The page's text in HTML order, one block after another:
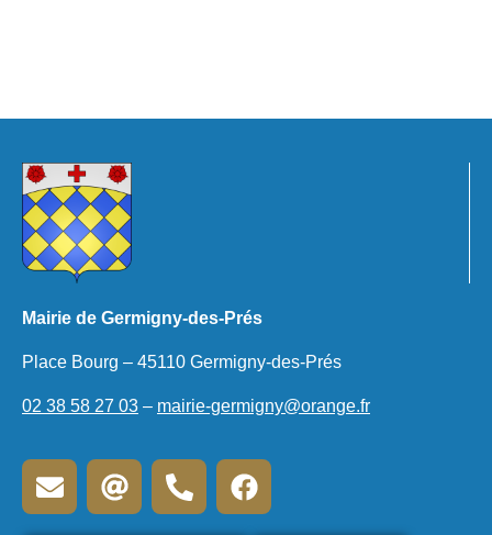
Mairie de Germigny-des-Prés
Place Bourg – 45110 Germigny-des-Prés
02 38 58 27 03 – mairie-germigny@orange.fr